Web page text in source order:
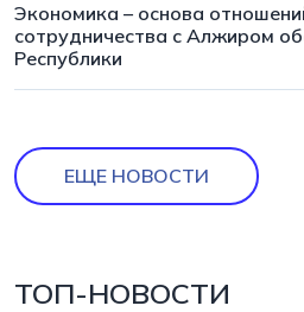
Экономика – основа
сотрудничества с Алжиром
Республики
ЕЩЕ НОВОСТИ
ТОП-НОВОСТИ